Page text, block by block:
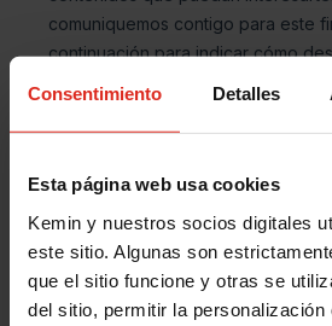
Consentimiento Detalles
Esta página web usa cookies
Kemin y nuestros socios digitales
este sitio. Algunas son
que el sitio funcione y otras se
del sitio, permitir la